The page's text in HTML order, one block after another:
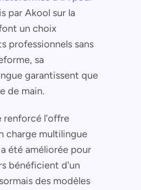
par Akool sur la
un choix
professionnels sans
sa
garantissent que
de main.
renforcé l'offre
charge multilingue
été améliorée pour
bénéficient d'un
des modèles